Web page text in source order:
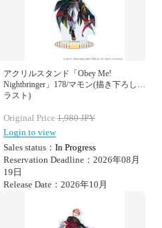
アクリルスタンド「Obey Me!
Nightbringer」178/マモン(描き下ろしイ
ラスト)
Original Price 1,980JPY
Login to view
Sales status： In Progress
Reservation Deadline：2026年08月
19日
Release Date：2026年10月